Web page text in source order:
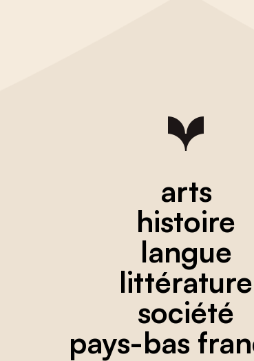
arts
histoire
langue
littérature
société
pays-bas